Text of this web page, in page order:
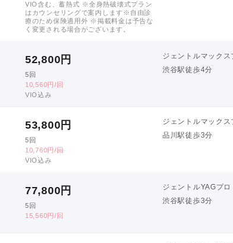
VIO含む、蓄熱式 ※全身熱破壊式プラン
はカウンセリングで案内します※自由診
療のため保険適用外 ※掲載料金は予告な
く変更される場合がございます。
52,800 円
5回
10,560円/回
VIO込み
ジェントルマックス
渋谷駅徒歩4分
53,800 円
5回
10,760円/回
VIO込み
ジェントルマックス
品川駅徒歩3分
77,800 円
5回
15,560円/回
ジェントルYAGプロ
渋谷駅徒歩3分